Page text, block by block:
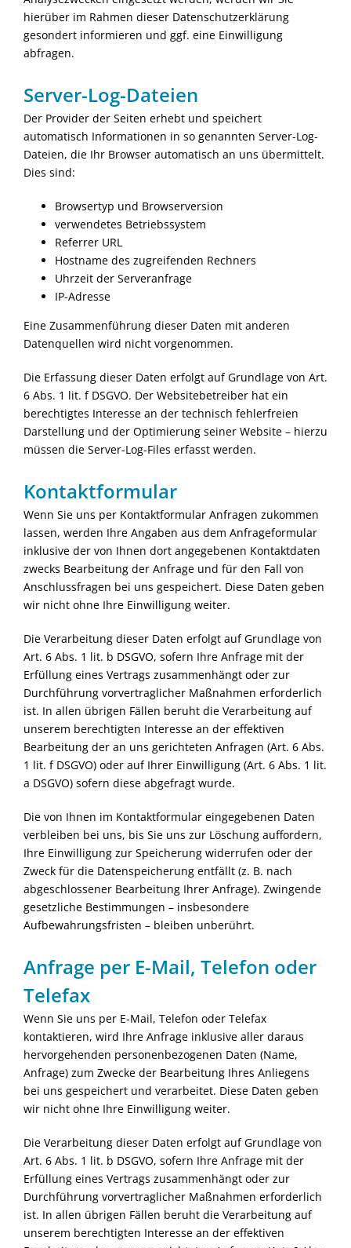
hierüber im Rahmen dieser Datenschutzerklärung
gesondert informieren und ggf. eine Einwilligung
abfragen.
Server-Log-Dateien
Der Provider der Seiten erhebt und speichert
automatisch Informationen in so genannten Server-Log-
Dateien, die Ihr Browser automatisch an uns übermittelt.
Dies sind:
Browsertyp und Browserversion
verwendetes Betriebssystem
Referrer URL
Hostname des zugreifenden Rechners
Uhrzeit der Serveranfrage
IP-Adresse
Eine Zusammenführung dieser Daten mit anderen
Datenquellen wird nicht vorgenommen.
Die Erfassung dieser Daten erfolgt auf Grundlage von Art.
6 Abs. 1 lit. f DSGVO. Der Websitebetreiber hat ein
berechtigtes Interesse an der technisch fehlerfreien
Darstellung und der Optimierung seiner Website – hierzu
müssen die Server-Log-Files erfasst werden.
Kontaktformular
Wenn Sie uns per Kontaktformular Anfragen zukommen
lassen, werden Ihre Angaben aus dem Anfrageformular
inklusive der von Ihnen dort angegebenen Kontaktdaten
zwecks Bearbeitung der Anfrage und für den Fall von
Anschlussfragen bei uns gespeichert. Diese Daten geben
wir nicht ohne Ihre Einwilligung weiter.
Die Verarbeitung dieser Daten erfolgt auf Grundlage von
Art. 6 Abs. 1 lit. b DSGVO, sofern Ihre Anfrage mit der
Erfüllung eines Vertrags zusammenhängt oder zur
Durchführung vorvertraglicher Maßnahmen erforderlich
ist. In allen übrigen Fällen beruht die Verarbeitung auf
unserem berechtigten Interesse an der effektiven
Bearbeitung der an uns gerichteten Anfragen (Art. 6 Abs.
1 lit. f DSGVO) oder auf Ihrer Einwilligung (Art. 6 Abs. 1 lit.
a DSGVO) sofern diese abgefragt wurde.
Die von Ihnen im Kontaktformular eingegebenen Daten
verbleiben bei uns, bis Sie uns zur Löschung auffordern,
Ihre Einwilligung zur Speicherung widerrufen oder der
Zweck für die Datenspeicherung entfällt (z. B. nach
abgeschlossener Bearbeitung Ihrer Anfrage). Zwingende
gesetzliche Bestimmungen – insbesondere
Aufbewahrungsfristen – bleiben unberührt.
Anfrage per E-Mail, Telefon oder
Telefax
Wenn Sie uns per E-Mail, Telefon oder Telefax
kontaktieren, wird Ihre Anfrage inklusive aller daraus
hervorgehenden personenbezogenen Daten (Name,
Anfrage) zum Zwecke der Bearbeitung Ihres Anliegens
bei uns gespeichert und verarbeitet. Diese Daten geben
wir nicht ohne Ihre Einwilligung weiter.
Die Verarbeitung dieser Daten erfolgt auf Grundlage von
Art. 6 Abs. 1 lit. b DSGVO, sofern Ihre Anfrage mit der
Erfüllung eines Vertrags zusammenhängt oder zur
Durchführung vorvertraglicher Maßnahmen erforderlich
ist. In allen übrigen Fällen beruht die Verarbeitung auf
unserem berechtigten Interesse an der effektiven